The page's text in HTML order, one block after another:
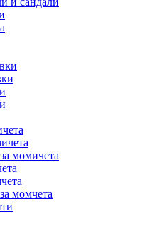
момичета
момчета